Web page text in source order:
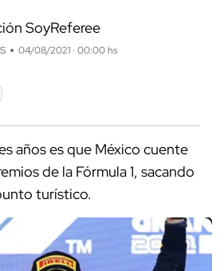
SoyReferee
04/08/2021 · 00:00 hs
años es que México cuente
de la Fórmula 1, sacando
turístico.